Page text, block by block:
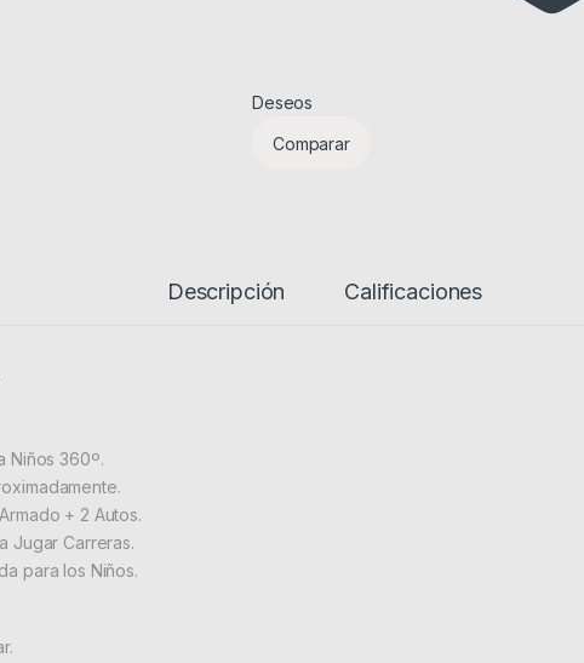
Deseos
Comparar
Descripción Calificaciones
Niños 360º.
+ 2 Autos.
Jugar Carreras.
para los Niños.